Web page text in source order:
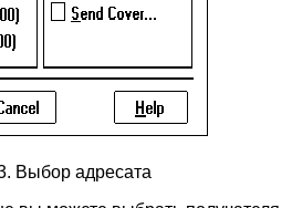
Выбор адресата